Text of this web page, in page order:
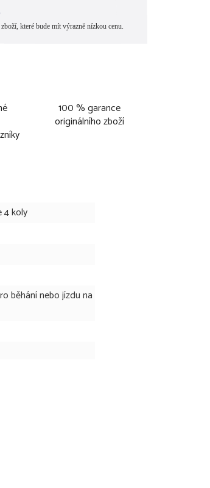
100 % garance
originálního zboží
4 koly
běhání nebo jízdu na